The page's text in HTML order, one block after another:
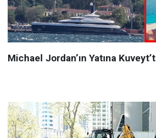
Michael Jordan’ın Yatına